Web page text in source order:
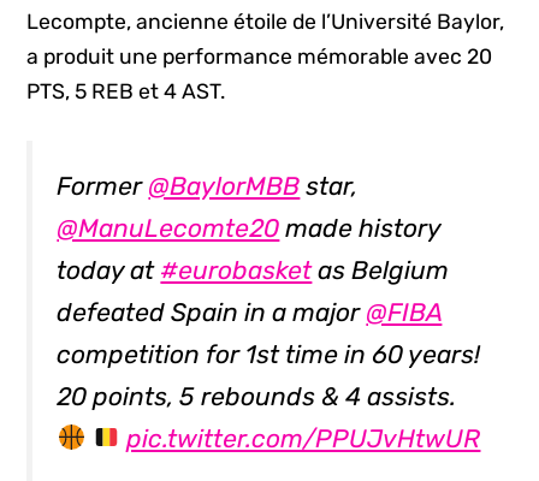
Lecompte, ancienne étoile de l’Université Baylor,
a produit une performance mémorable avec 20
PTS, 5 REB et 4 AST.
Former @BaylorMBB star,
@ManuLecomte20 made history
today at #eurobasketas Belgium
defeated Spain in a major @FIBA
competition for 1st time in 60 years!
20 points, 5 rebounds & 4 assists.
pic.twitter.com/PPUJvHtwUR